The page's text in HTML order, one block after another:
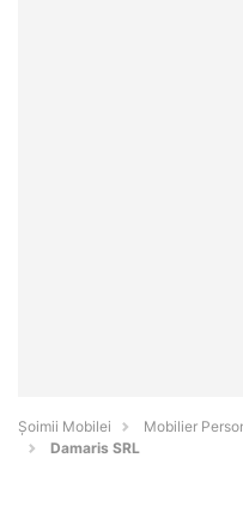
Șoimii Mobilei
Mobilier
Damaris SRL